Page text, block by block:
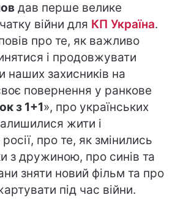
дав перше велике
війни для КП Україна.
про те, як важливо
і продовжувати
наших захисників на
повернення у ранкове
з 1+1», про українських
жити і
про те, як змінились
з дружиною, про синів та
зняти новий фільм та про
під час війни.